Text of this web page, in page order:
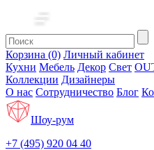
Корзина (0) Личный кабинет
Кухни Мебель Декор Свет
Коллекции Дизайнеры
О нас Сотрудничество Блог
Шоу-рум
+7 (495) 920 04 40